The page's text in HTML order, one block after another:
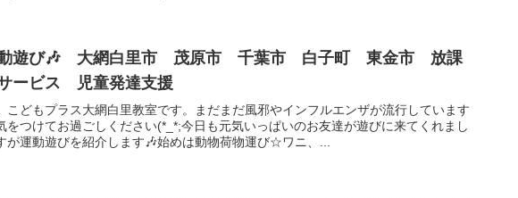
動遊び🎶 大網白里市 茂原市 千葉市 白子町 東金市 放課
ービス 児童発達支援
こどもプラス大網白里教室です。まだまだ風邪やインフルエンザが流行しています
をつけてお過ごしください(*_*;今日も元気いっぱいのお友達が遊びに来てくれまし
が運動遊びを紹介します🎶始めは動物荷物運び☆ワニ、...